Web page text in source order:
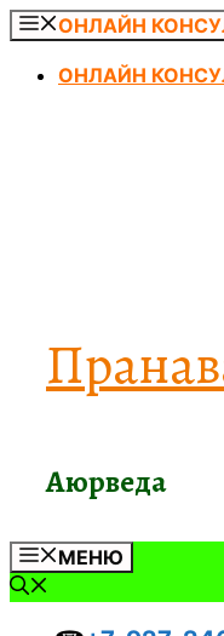
Перейти
содержимому
ОНЛАЙН
ОНЛАЙН
Аюрведа
МЕНЮ